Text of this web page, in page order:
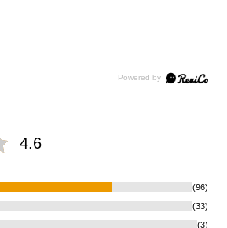
4.6
(96)
(33)
(3)